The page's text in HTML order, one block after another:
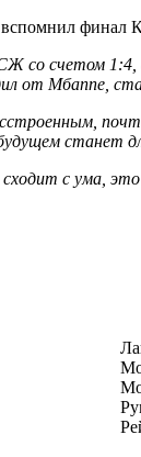
финал
со счетом
от Мбаппе,
станет
с ума,